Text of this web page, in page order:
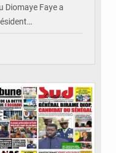
Diomaye Faye a